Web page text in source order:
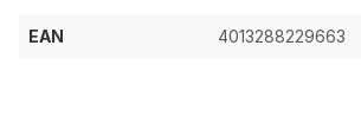
EAN 4013288229663